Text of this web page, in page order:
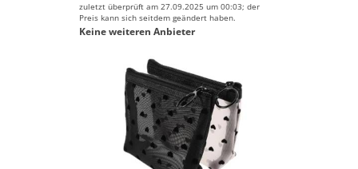
zuletzt überprüft am 27.09.2025 um 00:03; der
Preis kann sich seitdem geändert haben.
Keine weiteren Anbieter